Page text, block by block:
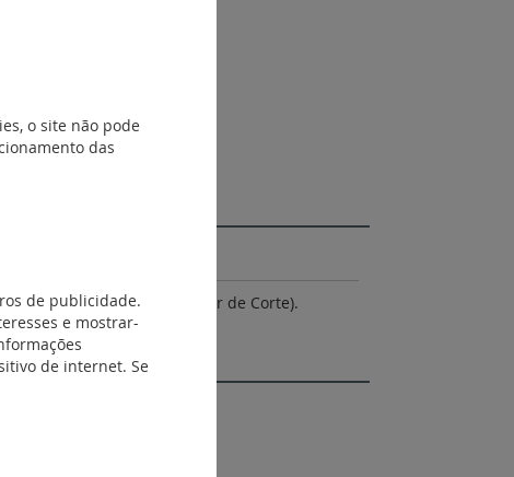
Veritas. APC (Alto Poder de Corte).
o site não pode
das
de publicidade.
e mostrar-
de internet. Se